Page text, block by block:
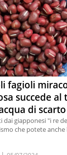
fagioli
succede al
di scarto
dai giapponesi "i re
che potete anche